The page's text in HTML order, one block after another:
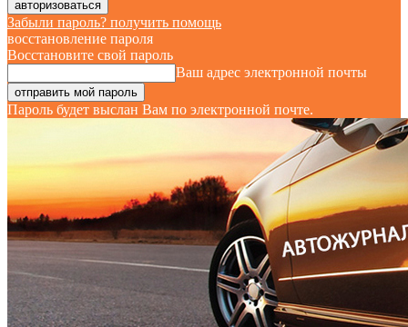
Забыли пароль? получить помощь
восстановление пароля
Восстановите свой пароль
Ваш адрес электронной почты
Пароль будет выслан Вам по электронной почте.